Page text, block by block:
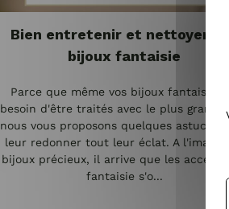
Bien entretenir et nettoyer vos
bijoux fantaisie
Parce que même vos bijoux fantaisie
besoin d'être traités avec le plus grand
nous vous proposons quelques astuces
leur redonner tout leur éclat. A l'image
bijoux précieux, il arrive que les
fantaisie s'o...